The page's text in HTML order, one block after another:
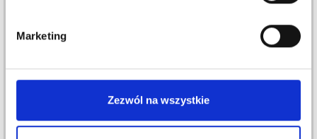
Marketing
Zezwól na wszystkie
Okazja31/08/2026
MALABRIGO SILKPACA